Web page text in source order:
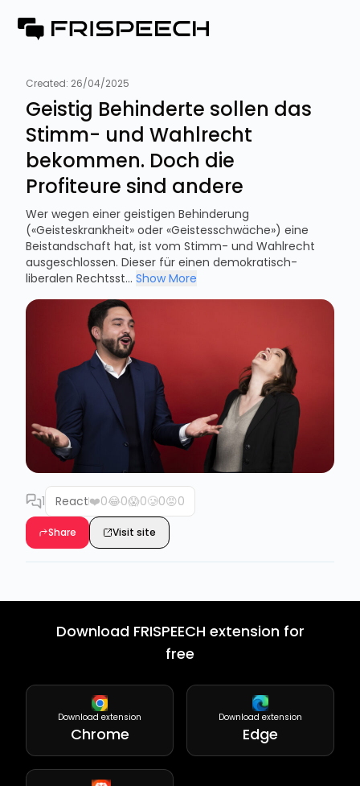
Created: 26/04/2025
Geistig Behinderte sollen das
Stimm- und Wahlrecht
bekommen. Doch die
Profiteure sind andere
Wer wegen einer geistigen Behinderung
(«Geisteskrankheit» oder «Geistesschwäche») eine
Beistandschaft hat, ist vom Stimm- und Wahlrecht
ausgeschlossen. Dieser für einen demokratisch-
liberalen Rechtsst... Show More
1 React❤️0😂0😱0🥲0😡0
Share Visit site
Download FRISPEECH extension for
free
Download extension
Chrome
Download extension
Edge